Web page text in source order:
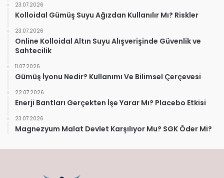
23.07.2026
Kolloidal Gümüş Suyu Ağızdan Kullanılır Mı? Riskler
23.07.2026
Online Kolloidal Altın Suyu Alışverişinde Güvenlik ve
Sahtecilik
11.07.2026
Gümüş İyonu Nedir? Kullanımı Ve Bilimsel Çerçevesi
22.07.2026
Enerji Bantları Gerçekten İşe Yarar Mı? Placebo Etkisi
23.07.2026
Magnezyum Malat Devlet Karşılıyor Mu? SGK Öder Mi?